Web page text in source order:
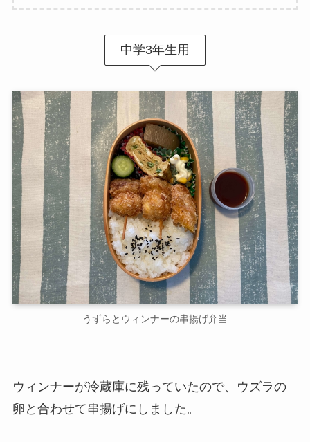
中学3年生用
うずらとウィンナーの串揚げ弁当
ウィンナーが冷蔵庫に残っていたので、ウズラの
卵と合わせて串揚げにしました。